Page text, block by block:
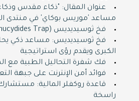
عنوان المقال: "ذكاء مقدس
مساعد 'موريس بوكاي' في منتدى
فخ ثوسيديديس (Thucydides Trap)
فخ ثوسيديديس: مساعد ذكي
الكبرى ويقدم رؤى استراتيجية
فك شفرة التحاليل الطبية مع
فوائد أمن الإنترنت على جبهة
قاعدة روكفلر المالية: مستشارك
راسخة